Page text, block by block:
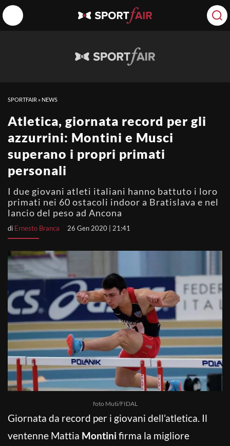
SPORTFAIR » NEWS
Atletica, giornata record per gli
azzurrini: Montini e Musci
superano i propri primati
personali
I due giovani atleti italiani hanno battuto i loro
primati nei 60 ostacoli indoor a Bratislava e nel
lancio del peso ad Ancona
di Ernesto Branca 26 Gen 2020 | 21:41
foto Muti/FIDAL
Giornata da record per i giovani dell’atletica. Il
ventenne Mattia Montini firma la migliore